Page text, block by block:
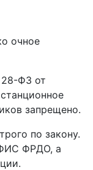
очное
ФЗ от
запрещено.
по закону.
ФРДО, а